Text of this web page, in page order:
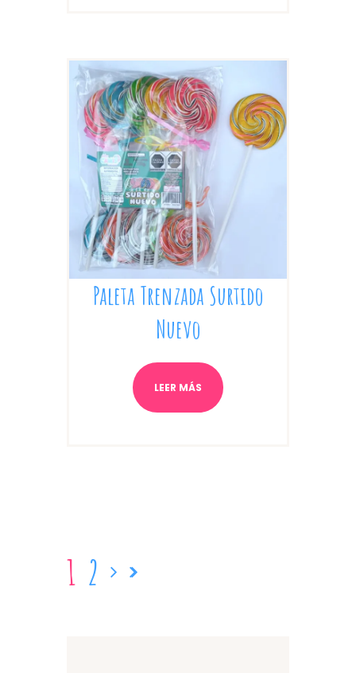
Paleta Trenzada Surtido
Nuevo
LEER MÁS
1 2